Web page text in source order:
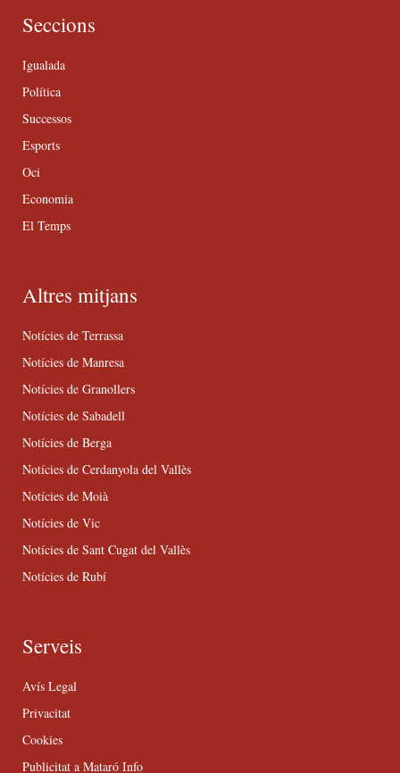
Seccions
Igualada
Política
Successos
Esports
Oci
Economia
El Temps
Altres mitjans
Notícies de Terrassa
Notícies de Manresa
Notícies de Granollers
Notícies de Sabadell
Notícies de Berga
Notícies de Cerdanyola del Vallès
Notícies de Moià
Notícies de Vic
Notícies de Sant Cugat del Vallès
Notícies de Rubí
Serveis
Avís Legal
Privacitat
Cookies
Publicitat a Mataró Info